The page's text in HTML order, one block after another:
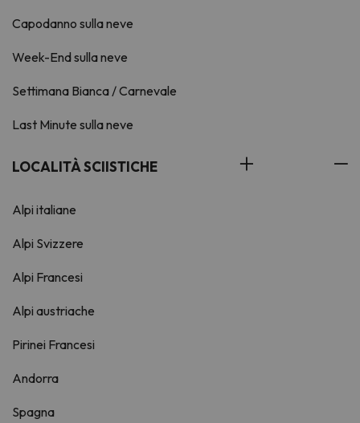
Capodanno sulla neve
Week-End sulla neve
Settimana Bianca / Carnevale
Last Minute sulla neve
LOCALITÀ SCIISTICHE
Alpi italiane
Alpi Svizzere
Alpi Francesi
Alpi austriache
Pirinei Francesi
Andorra
Spagna